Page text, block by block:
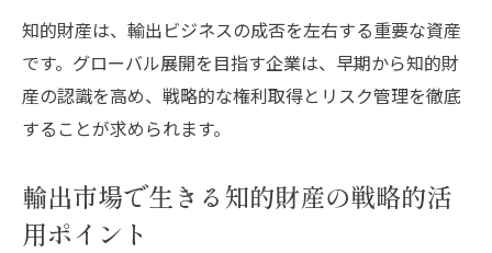
知的財産は、輸出ビジネスの成否を左右する重要な資産
です。グローバル展開を目指す企業は、早期から知的財
産の認識を高め、戦略的な権利取得とリスク管理を徹底
することが求められます。
輸出市場で生きる知的財産の戦略的活
用ポイント